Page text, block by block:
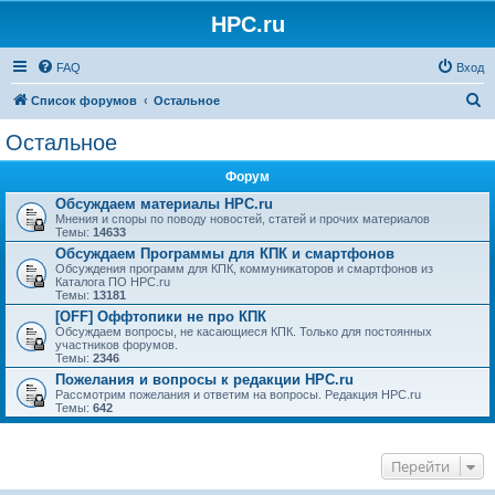
HPC.ru
FAQ Вход
Список форумов Остальное
Остальное
Форум
Обсуждаем материалы HPC.ru
Мнения и споры по поводу новостей, статей и прочих материалов
Темы: 14633
Обсуждаем Программы для КПК и смартфонов
Обсуждения программ для КПК, коммуникаторов и смартфонов из
Каталога ПО HPC.ru
Темы: 13181
[OFF] Оффтопики не про КПК
Обсуждаем вопросы, не касающиеся КПК. Только для постоянных
участников форумов.
Темы: 2346
Пожелания и вопросы к редакции HPC.ru
Рассмотрим пожелания и ответим на вопросы. Редакция HPC.ru
Темы: 642
Перейти